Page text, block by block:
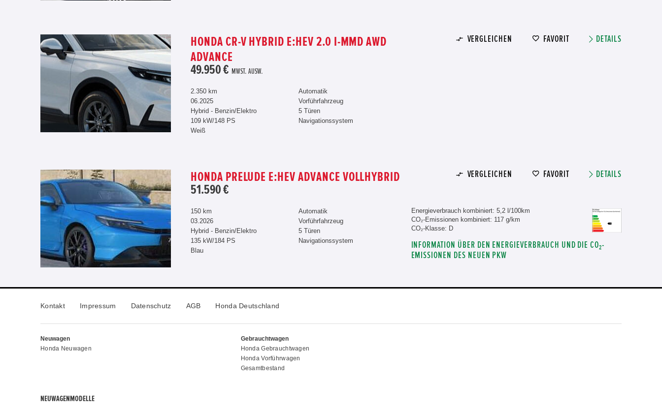
HONDA CR-V HYBRID E:HEV 2.0 I-MMD AWD
ADVANCE
49.950 € MWST. AUSW.
VERGLEICHEN FAVORIT DETAILS
2.350 km
06.2025
Hybrid - Benzin/Elektro
109 kW/148 PS
Weiß
Automatik
Vorführfahrzeug
5 Türen
Navigationssystem
HONDA PRELUDE E:HEV ADVANCE VOLLHYBRID
51.590 €
VERGLEICHEN FAVORIT DETAILS
150 km
03.2026
Hybrid - Benzin/Elektro
135 kW/184 PS
Blau
Automatik
Vorführfahrzeug
5 Türen
Navigationssystem
Energieverbrauch kombiniert: 5,2 l/100km
CO₂-Emissionen kombiniert: 117 g/km
CO₂-Klasse: D
INFORMATION ÜBER DEN ENERGIEVERBRAUCH UND DIE CO₂-
EMISSIONEN DES NEUEN PKW
Kontakt Impressum Datenschutz AGB Honda Deutschland
Neuwagen
Honda Neuwagen
Gebrauchtwagen
Honda Gebrauchtwagen
Honda Vorführwagen
Gesamtbestand
NEUWAGENMODELLE